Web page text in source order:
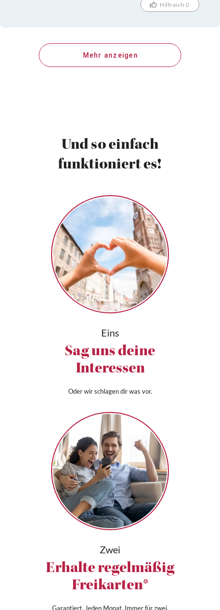
Hilfreich 0
Mehr anzeigen
Und so einfach
funktioniert es!
Eins
Sag uns deine
Interessen
Oder wir schlagen dir was vor.
Zwei
Erhalte regelmäßig
Freikarten*
Garantiert. Jeden Monat. Immer für zwei.